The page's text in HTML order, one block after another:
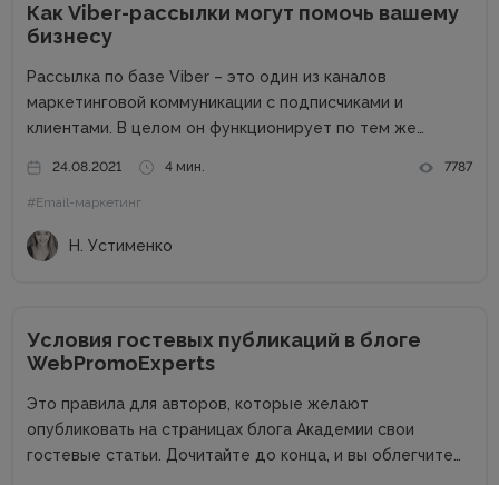
Как Viber-рассылки могут помочь вашему
бизнесу
Рассылка по базе Viber – это один из каналов
маркетинговой коммуникации с подписчиками и
клиентами. В целом он функционирует по тем же
получить согласие на рассылку, не стоит
переспамливать, нужно персонализировать общение...
24.08.2021 4 мин. 7787
#Email-маркетинг
Н. Устименко
Условия гостевых публикаций в блоге
WebPromoExperts
Это правила для авторов, которые желают
опубликовать на страницах блога Академии свои
гостевые статьи. Дочитайте до конца, и вы облегчите